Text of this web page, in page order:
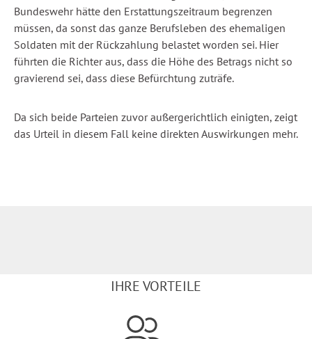
Bundeswehr hätte den Erstattungszeitraum begrenzen
müssen, da sonst das ganze Berufsleben des ehemaligen
Soldaten mit der Rückzahlung belastet worden sei. Hier
führten die Richter aus, dass die Höhe des Betrags nicht so
gravierend sei, dass diese Befürchtung zuträfe.
Da sich beide Parteien zuvor außergerichtlich einigten, zeigt
das Urteil in diesem Fall keine direkten Auswirkungen mehr.
IHRE VORTEILE